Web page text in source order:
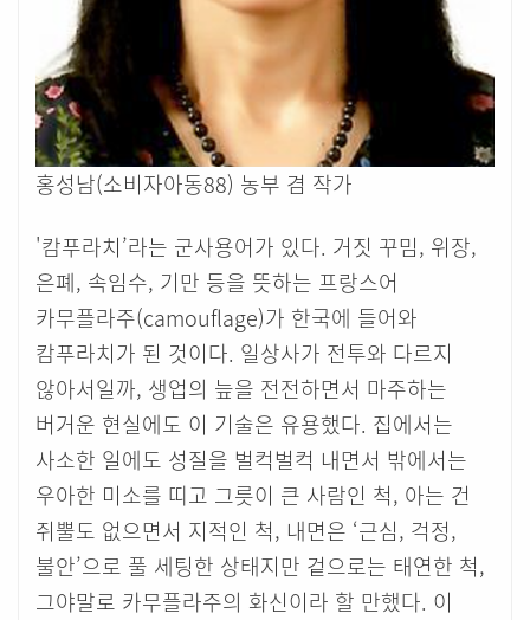
홍성남(소비자아동88) 농부 겸 작가
'캄푸라치’라는 군사용어가 있다. 거짓 꾸밈, 위장,
은폐, 속임수, 기만 등을 뜻하는 프랑스어
카무플라주(camouflage)가 한국에 들어와
캄푸라치가 된 것이다. 일상사가 전투와 다르지
않아서일까, 생업의 늪을 전전하면서 마주하는
버거운 현실에도 이 기술은 유용했다. 집에서는
사소한 일에도 성질을 벌컥벌컥 내면서 밖에서는
우아한 미소를 띠고 그릇이 큰 사람인 척, 아는 건
쥐뿔도 없으면서 지적인 척, 내면은 ‘근심, 걱정,
불안’으로 풀 세팅한 상태지만 겉으로는 태연한 척,
그야말로 카무플라주의 화신이라 할 만했다. 이